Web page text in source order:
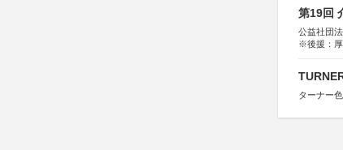
第19回
公益社団
※後援：
ターナー